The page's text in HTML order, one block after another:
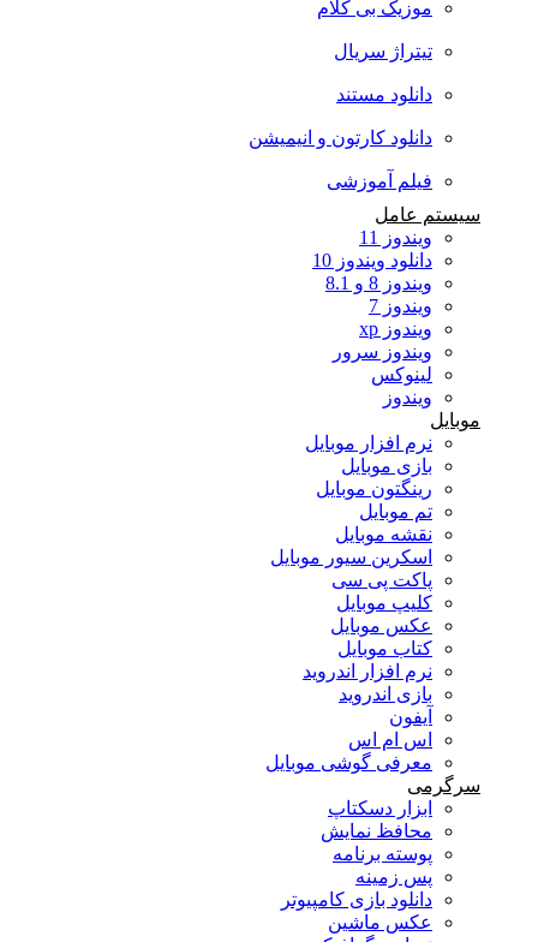
موزیک بی کلام
تیتراژ سریال
دانلود مستند
دانلود کارتون و انیمیشن
فیلم آموزشی
سیستم عامل
ویندوز 11
دانلود ویندوز 10
ویندوز 8 و 8.1
ویندوز 7
ویندوز xp
ویندوز سرور
لینوکس
ویندوز
موبایل
نرم افزار موبایل
بازی موبایل
رینگتون موبایل
تم موبایل
نقشه موبایل
اسکرین سیور موبایل
پاکت پی سی
کلیپ موبایل
عکس موبایل
کتاب موبایل
نرم افزار اندروید
بازی اندروید
آیفون
اس ام اس
معرفی گوشی موبایل
سرگرمی
ابزار دسکتاپ
محافظ نمایش
پوسته برنامه
پس زمینه
دانلود بازی کامپیوتر
عکس ماشین